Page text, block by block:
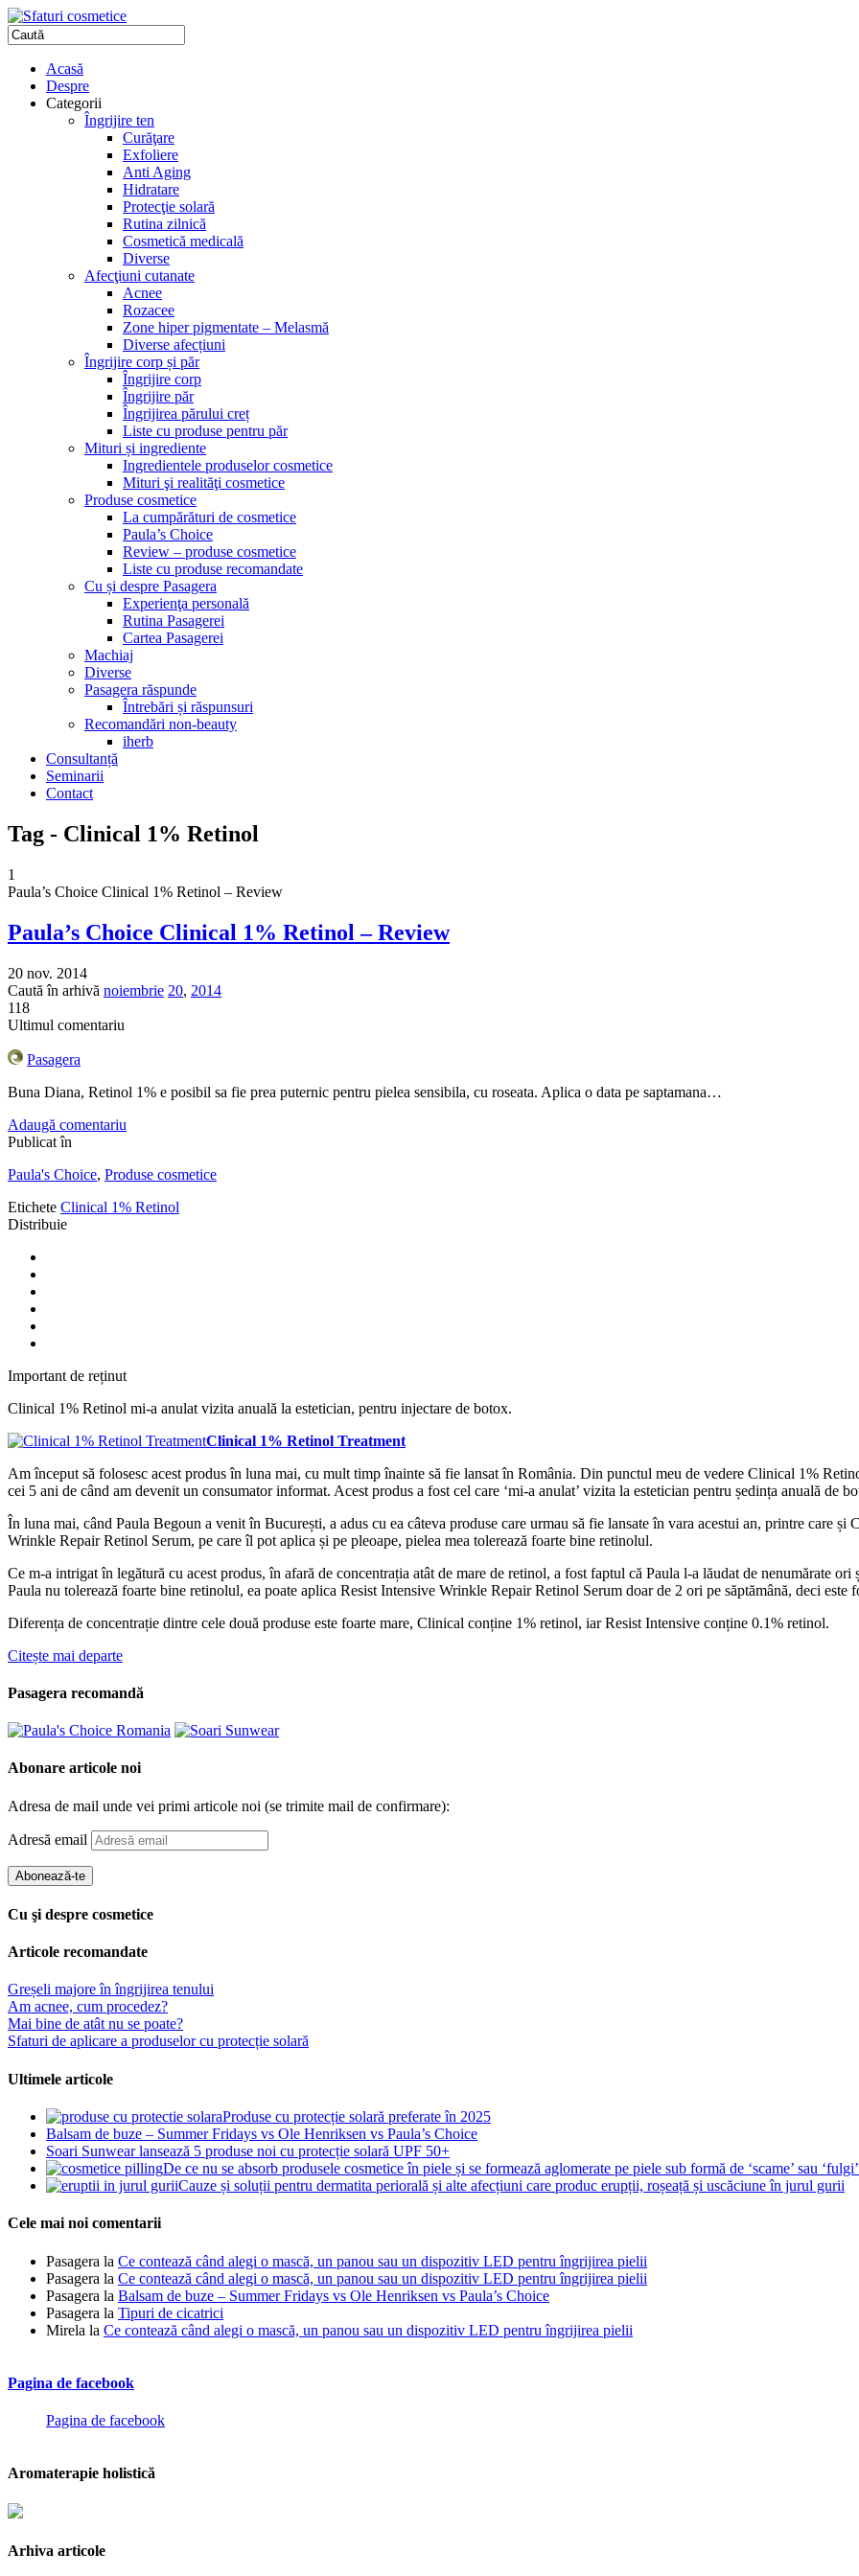
Acasă
Despre
Categorii
Îngrijire ten
Curăţare
Exfoliere
Anti Aging
Hidratare
Protecţie solară
Rutina zilnică
Cosmetică medicală
Diverse
Afecţiuni cutanate
Acnee
Rozacee
Zone hiper pigmentate – Melasmă
Diverse afecțiuni
Îngrijire corp și păr
Îngrijire corp
Îngrijire păr
Îngrijirea părului creț
Liste cu produse pentru păr
Mituri și ingrediente
Ingredientele produselor cosmetice
Mituri şi realităţi cosmetice
Produse cosmetice
La cumpărături de cosmetice
Paula’s Choice
Review – produse cosmetice
Liste cu produse recomandate
Cu și despre Pasagera
Experienţa personală
Rutina Pasagerei
Cartea Pasagerei
Machiaj
Diverse
Pasagera răspunde
Întrebări și răspunsuri
Recomandări non-beauty
iherb
Consultanță
Seminarii
Contact
Tag - Clinical 1% Retinol
1
Paula’s Choice Clinical 1% Retinol – Review
Paula’s Choice Clinical 1% Retinol – Review
20 nov. 2014
Caută în arhivă noiembrie 20, 2014
118
Ultimul comentariu
Pasagera
Buna Diana, Retinol 1% e posibil sa fie prea puternic pentru pielea sensibila, cu roseata. Aplica o data pe saptamana…
Adaugă comentariu
Publicat în
Paula's Choice, Produse cosmetice
Etichete Clinical 1% Retinol
Distribuie
Important de reținut
Clinical 1% Retinol mi-a anulat vizita anuală la estetician, pentru injectare de botox.
Clinical 1% Retinol Treatment
Am început să folosesc acest produs în luna mai, cu mult timp înainte să fie lansat în România. Din punctul meu de vedere Clinical 1%
cei 5 ani de când am devenit un consumator informat. Acest produs a fost cel care ‘mi-a anulat’ vizita la estetician pentru ședința anuală de
În luna mai, când Paula Begoun a venit în București, a adus cu ea câteva produse care urmau să fie lansate în vara acestui an, printre care
Wrinkle Repair Retinol Serum, pe care îl pot aplica și pe pleoape, pielea mea tolerează foarte bine retinolul.
Ce m-a intrigat în legătură cu acest produs, în afară de concentrația atât de mare de retinol, a fost faptul că Paula l-a lăudat de nenumărate
Paula nu tolerează foarte bine retinolul, ea poate aplica Resist Intensive Wrinkle Repair Retinol Serum doar de 2 ori pe săptămână, deci este
Diferența de concentrație dintre cele două produse este foarte mare, Clinical conține 1% retinol, iar Resist Intensive conține 0.1% retinol.
Citește mai departe
Pasagera recomandă
Abonare articole noi
Adresa de mail unde vei primi articole noi (se trimite mail de confirmare):
Adresă email
Abonează-te
Cu şi despre cosmetice
Articole recomandate
Greșeli majore în îngrijirea tenului
Am acnee, cum procedez?
Mai bine de atât nu se poate?
Sfaturi de aplicare a produselor cu protecție solară
Ultimele articole
Produse cu protecție solară preferate în 2025
Balsam de buze – Summer Fridays vs Ole Henriksen vs Paula’s Choice
Soari Sunwear lansează 5 produse noi cu protecție solară UPF 50+
De ce nu se absorb produsele cosmetice în piele și se formează aglomerate pe piele sub formă de ‘scame’ sau
Cauze și soluții pentru dermatita periorală și alte afecțiuni care produc erupții, roșeață și uscăciune în jurul gurii
Cele mai noi comentarii
Pasagera la Ce contează când alegi o mască, un panou sau un dispozitiv LED pentru îngrijirea pielii
Pasagera la Ce contează când alegi o mască, un panou sau un dispozitiv LED pentru îngrijirea pielii
Pasagera la Balsam de buze – Summer Fridays vs Ole Henriksen vs Paula’s Choice
Pasagera la Tipuri de cicatrici
Mirela la Ce contează când alegi o mască, un panou sau un dispozitiv LED pentru îngrijirea pielii
Pagina de facebook
Pagina de facebook
Aromaterapie holistică
Arhiva articole